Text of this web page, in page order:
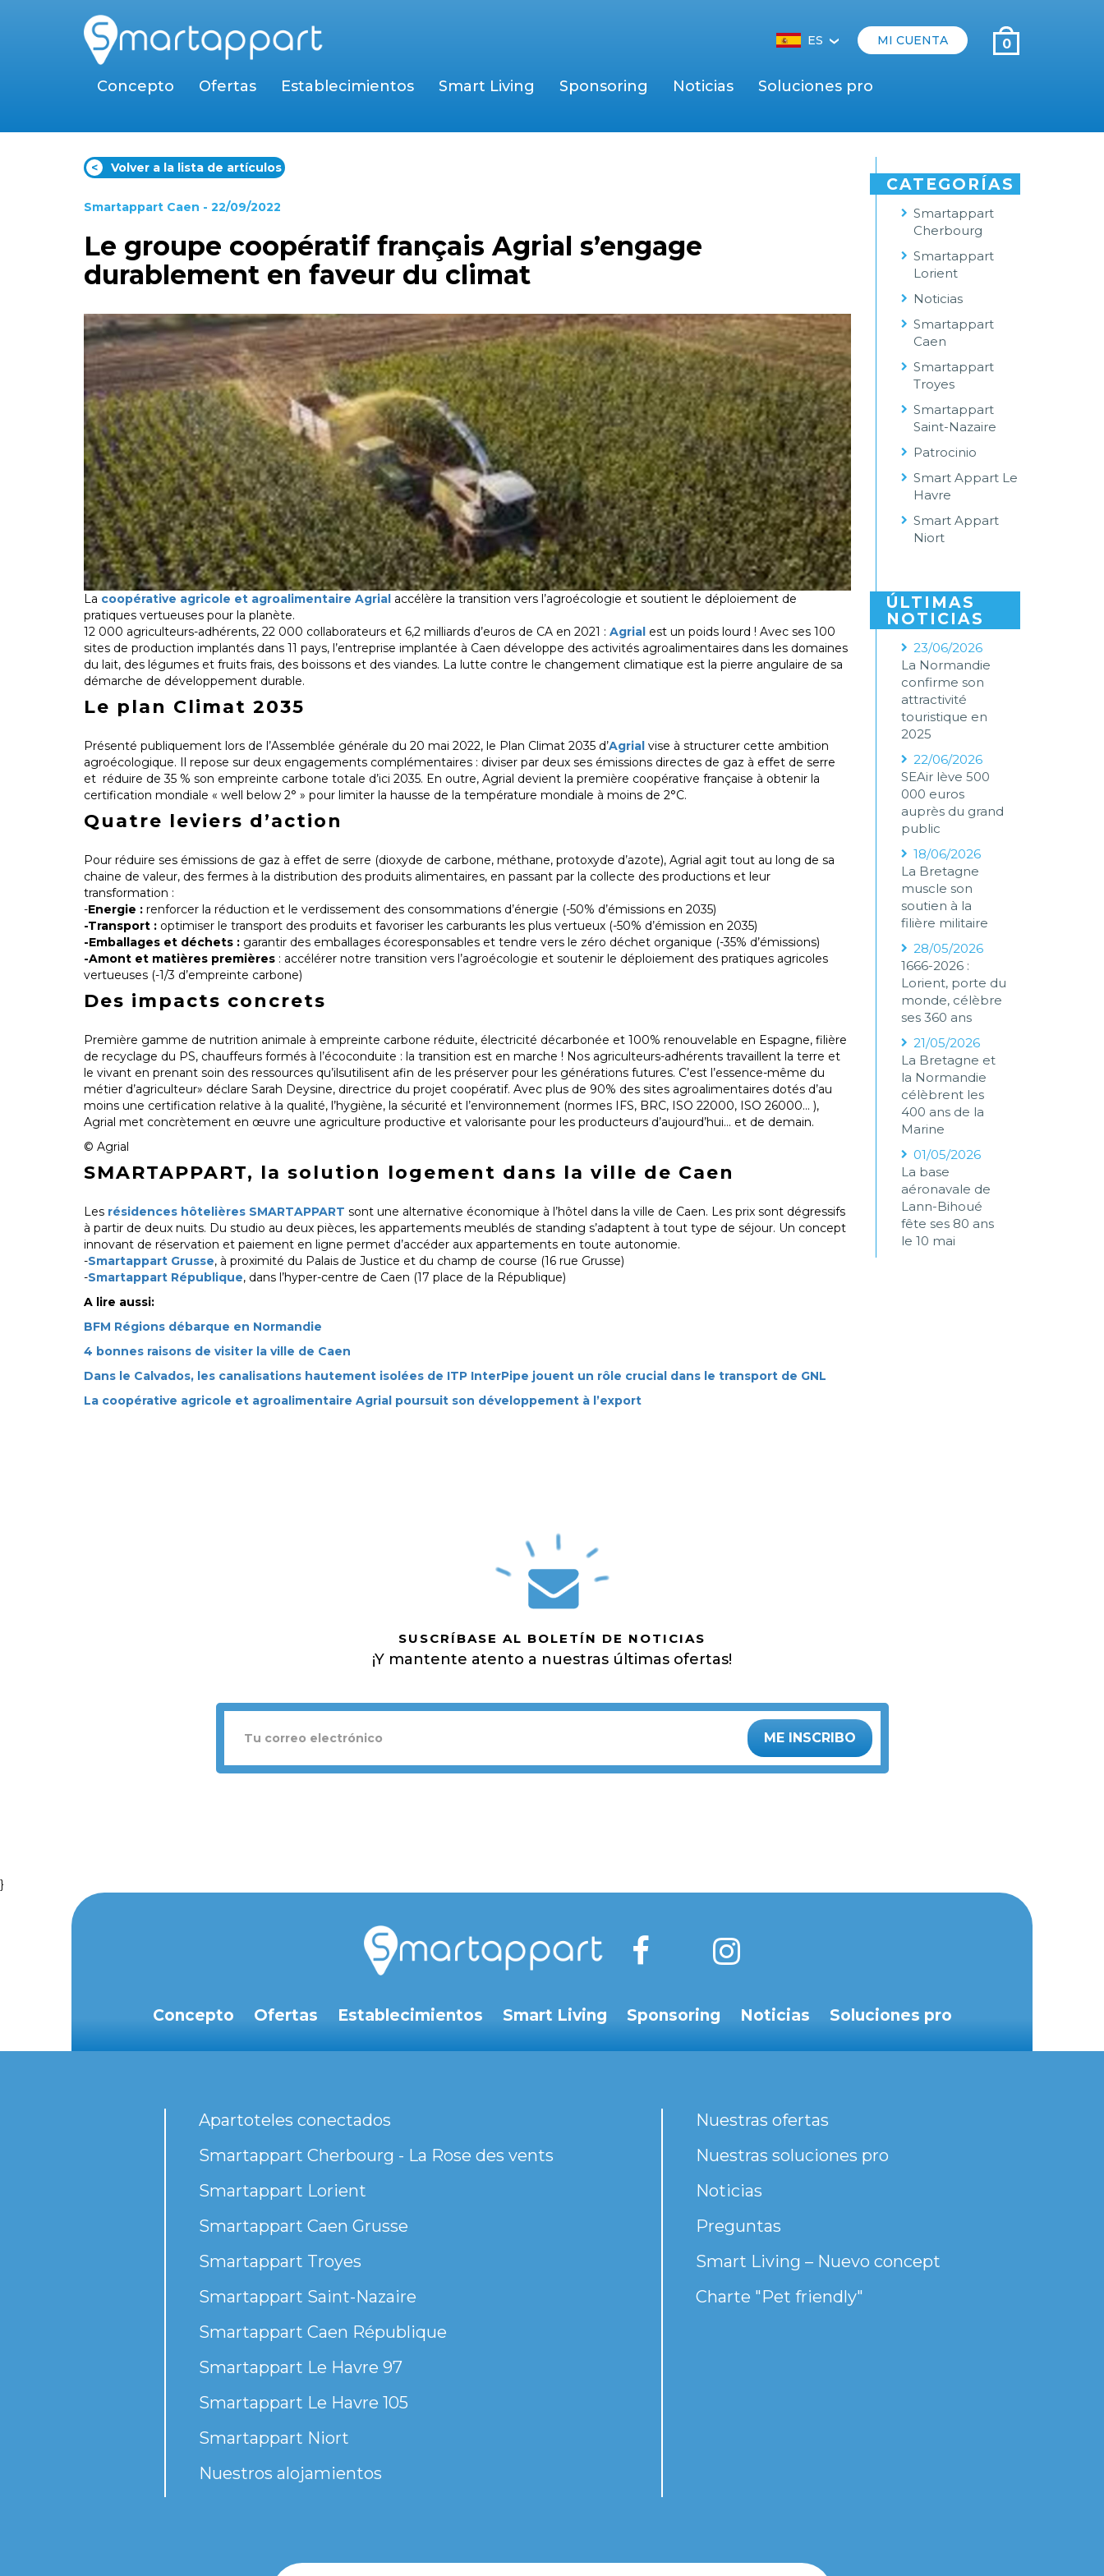
ES‹ MI CUENTA 0
Concepto Ofertas Establecimientos Smart Living Sponsoring Noticias Soluciones pro
< Volver a la lista de artículos
Smartappart Caen - 22/09/2022
Le groupe coopératif français Agrial s’engage
durablement en faveur du climat
La coopérative agricole et agroalimentaire Agrial accélère la transition vers l’agroécologie et soutient le déploiement de
pratiques vertueuses pour la planète.
12 000 agriculteurs-adhérents, 22 000 collaborateurs et 6,2 milliards d’euros de CA en 2021 : Agrial est un poids lourd ! Avec ses 100
sites de production implantés dans 11 pays, l’entreprise implantée à Caen développe des activités agroalimentaires dans les domaines
du lait, des légumes et fruits frais, des boissons et des viandes. La lutte contre le changement climatique est la pierre angulaire de sa
démarche de développement durable.
Le plan Climat 2035
Présenté publiquement lors de l’Assemblée générale du 20 mai 2022, le Plan Climat 2035 d’Agrial vise à structurer cette ambition
agroécologique. Il repose sur deux engagements complémentaires : diviser par deux ses émissions directes de gaz à effet de serre
et réduire de 35 % son empreinte carbone totale d’ici 2035. En outre, Agrial devient la première coopérative française à obtenir la
certification mondiale « well below 2° » pour limiter la hausse de la température mondiale à moins de 2°C.
Quatre leviers d’action
Pour réduire ses émissions de gaz à effet de serre (dioxyde de carbone, méthane, protoxyde d’azote), Agrial agit tout au long de sa
chaine de valeur, des fermes à la distribution des produits alimentaires, en passant par la collecte des productions et leur
transformation :
-Energie : renforcer la réduction et le verdissement des consommations d’énergie (-50% d’émissions en 2035)
-Transport : optimiser le transport des produits et favoriser les carburants les plus vertueux (-50% d’émission en 2035)
-Emballages et déchets : garantir des emballages écoresponsables et tendre vers le zéro déchet organique (-35% d’émissions)
-Amont et matières premières : accélérer notre transition vers l’agroécologie et soutenir le déploiement des pratiques agricoles
vertueuses (-1/3 d’empreinte carbone)
Des impacts concrets
Première gamme de nutrition animale à empreinte carbone réduite, électricité décarbonée et 100% renouvelable en Espagne, filière
de recyclage du PS, chauffeurs formés à l’écoconduite : la transition est en marche ! Nos agriculteurs-adhérents travaillent la terre et
le vivant en prenant soin des ressources qu’ilsutilisent afin de les préserver pour les générations futures. C’est l’essence-même du
métier d’agriculteur» déclare Sarah Deysine, directrice du projet coopératif. Avec plus de 90% des sites agroalimentaires dotés d’au
moins une certification relative à la qualité, l’hygiène, la sécurité et l’environnement (normes IFS, BRC, ISO 22000, ISO 26000... ),
Agrial met concrètement en œuvre une agriculture productive et valorisante pour les producteurs d’aujourd’hui… et de demain.
© Agrial
SMARTAPPART, la solution logement dans la ville de Caen
Les résidences hôtelières SMARTAPPART sont une alternative économique à l’hôtel dans la ville de Caen. Les prix sont dégressifs
à partir de deux nuits. Du studio au deux pièces, les appartements meublés de standing s’adaptent à tout type de séjour. Un concept
innovant de réservation et paiement en ligne permet d’accéder aux appartements en toute autonomie.
-Smartappart Grusse, à proximité du Palais de Justice et du champ de course (16 rue Grusse)
-Smartappart République, dans l’hyper-centre de Caen (17 place de la République)
A lire aussi:
BFM Régions débarque en Normandie
4 bonnes raisons de visiter la ville de Caen
Dans le Calvados, les canalisations hautement isolées de ITP InterPipe jouent un rôle crucial dans le transport de GNL
La coopérative agricole et agroalimentaire Agrial poursuit son développement à l’export
CATEGORÍAS
Smartappart
Cherbourg
Smartappart
Lorient
Noticias
Smartappart
Caen
Smartappart
Troyes
Smartappart
Saint-Nazaire
Patrocinio
Smart Appart Le
Havre
Smart Appart
Niort
ÚLTIMAS
NOTICIAS
23/06/2026
La Normandie
confirme son
attractivité
touristique en
2025
22/06/2026
SEAir lève 500
000 euros
auprès du grand
public
18/06/2026
La Bretagne
muscle son
soutien à la
filière militaire
28/05/2026
1666-2026 :
Lorient, porte du
monde, célèbre
ses 360 ans
21/05/2026
La Bretagne et
la Normandie
célèbrent les
400 ans de la
Marine
01/05/2026
La base
aéronavale de
Lann-Bihoué
fête ses 80 ans
le 10 mai
SUSCRÍBASE AL BOLETÍN DE NOTICIAS
¡Y mantente atento a nuestras últimas ofertas!
ME INSCRIBO
}
Concepto Ofertas Establecimientos Smart Living Sponsoring Noticias Soluciones pro
Apartoteles conectados
Smartappart Cherbourg - La Rose des vents
Smartappart Lorient
Smartappart Caen Grusse
Smartappart Troyes
Smartappart Saint-Nazaire
Smartappart Caen République
Smartappart Le Havre 97
Smartappart Le Havre 105
Smartappart Niort
Nuestros alojamientos
Nuestras ofertas
Nuestras soluciones pro
Noticias
Preguntas
Smart Living – Nuevo concept
Charte "Pet friendly"